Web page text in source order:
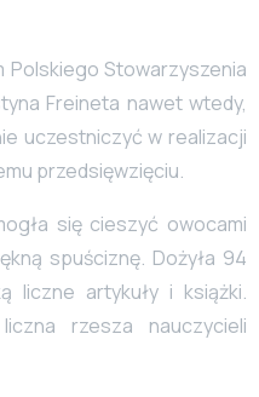
Polskiego Stowarzyszenia
Freineta nawet wtedy,
uczestniczyć w realizacji
przedsięwzięciu.
się cieszyć owocami
spuściznę. Dożyła 94
liczne artykuły i książki.
rzesza nauczycieli